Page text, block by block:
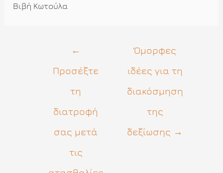
Βιβή Κωτούλα
←
Προσέξτε
τη
διατροφή
σας μετά
τις
Όμορφες
ιδέες για τη
διακόσμηση
της
δεξίωσης →